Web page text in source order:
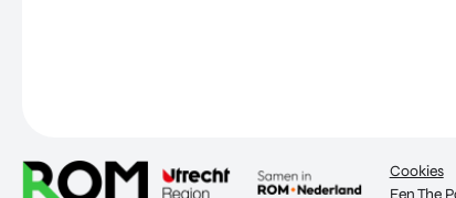
Cookies
Een The